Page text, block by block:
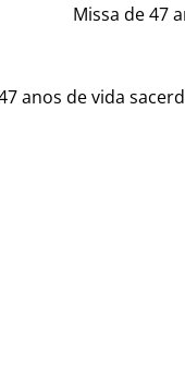
Missa de 47
anos de vida